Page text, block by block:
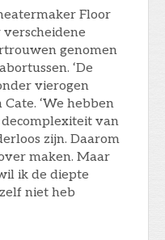
Floor
genomen
‘De
vierogen
‘We hebben
van
zijn. Daarom
maken. Maar
ik de diepte
niet heb